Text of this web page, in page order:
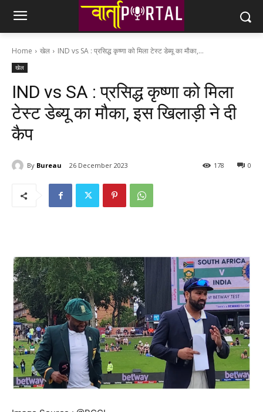
Home खेल IND vs SA : प्रसिद्ध कृष्णा को मिला टेस्ट डेब्यू का मौका,...
खेल
IND vs SA : प्रसिद्ध कृष्णा को मिला
टेस्ट डेब्यू का मौका, इस खिलाड़ी ने दी
कैप
By Bureau 26 December 2023 0
178